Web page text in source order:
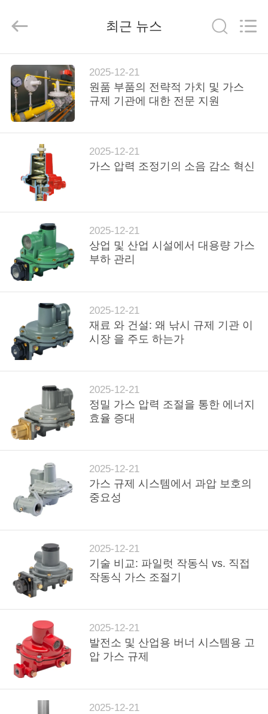
집
제
품
한
것
공
장
품
관
희
와
락
Suzhou
Ephood
Reserved.
최근 뉴스
2025-12-21
원품 부품의 전략적 가치 및 가스
규제 기관에 대한 전문 지원
2025-12-21
가스 압력 조정기의 소음 감소 혁신
2025-12-21
상업 및 산업 시설에서 대용량 가스
부하 관리
2025-12-21
재료 와 건설: 왜 낚시 규제 기관 이
시장 을 주도 하는가
2025-12-21
정밀 가스 압력 조절을 통한 에너지
효율 증대
2025-12-21
가스 규제 시스템에서 과압 보호의
중요성
2025-12-21
기술 비교: 파일럿 작동식 vs. 직접
작동식 가스 조절기
2025-12-21
발전소 및 산업용 버너 시스템용 고
압 가스 규제
2025-12-21